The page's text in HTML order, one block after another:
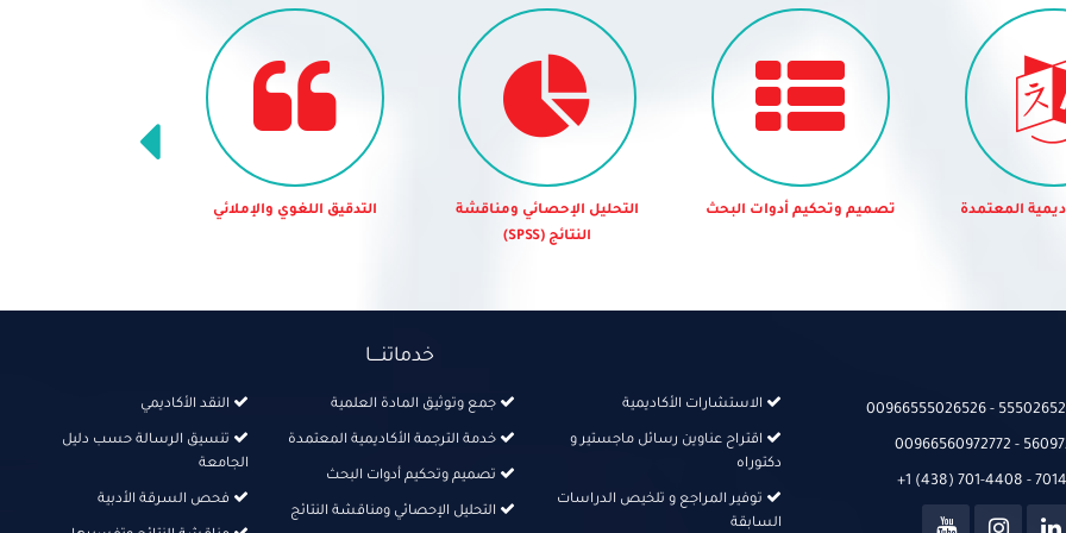
أدوات البحث
التحليل الإحصائي ومناقشة
التدقيق اللغوي والإملائي النقد الأكاديمي
00966555026526‬‬ -
00966560972772 -
+1 (438) 701-4408 -
خدماتنــــا
الاستشارات الأكاديمية
اقتراح عناوين رسائل ماجستير و
دكتوراه
توفير المراجع و تلخيص الدراسات
السابقة
جمع وتوثيق المادة العلمية
خدمة الترجمة الأكاديمية المعتمدة
تصميم وتحكيم أدوات البحث
التحليل الإحصائي ومناقشة النتائج
النقد الأكاديمي
تنسيق الرسالة حسب دليل
الجامعة
فحص السرقة الأدبية